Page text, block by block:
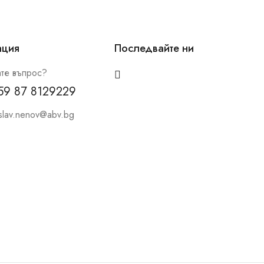
въпрос?
87 8129229
Последвайте ни